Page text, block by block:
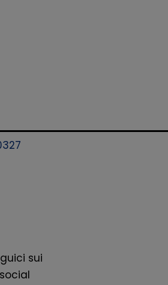
sui
social